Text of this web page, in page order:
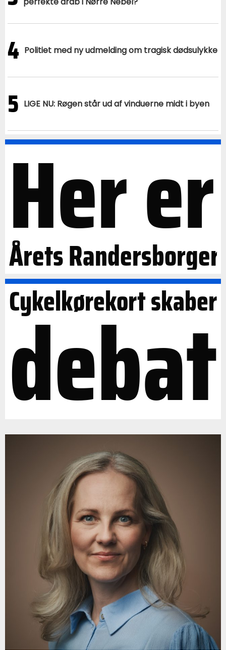
4 Politiet med ny udmelding om tragisk dødsulykke
5 LIGE NU: Røgen står ud af vinduerne midt i byen
Her er
Årets Randersborger
Cykelkørekort skaber
debat